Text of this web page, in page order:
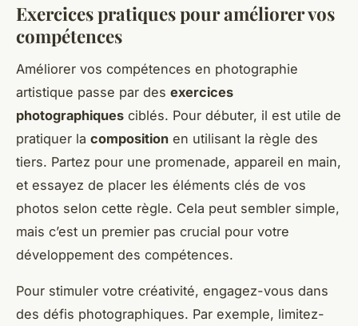
Exercices pratiques pour améliorer vos
compétences
Améliorer vos compétences en photographie
artistique passe par des exercices
photographiques ciblés. Pour débuter, il est utile de
pratiquer la composition en utilisant la règle des
tiers. Partez pour une promenade, appareil en main,
et essayez de placer les éléments clés de vos
photos selon cette règle. Cela peut sembler simple,
mais c’est un premier pas crucial pour votre
développement des compétences.
Pour stimuler votre créativité, engagez-vous dans
des défis photographiques. Par exemple, limitez-